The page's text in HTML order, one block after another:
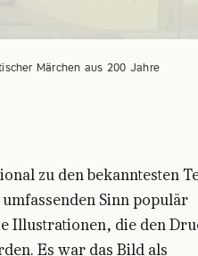
Märchen aus 200 Jahre
zu den bekanntesten
Sinn populär
Illustrationen, die den
Es war das Bild als